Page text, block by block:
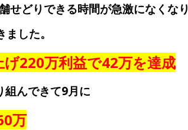
せどりできる時間が急激になくなり
した。
げ220万利益で42万を達成
組んできて9月に
万